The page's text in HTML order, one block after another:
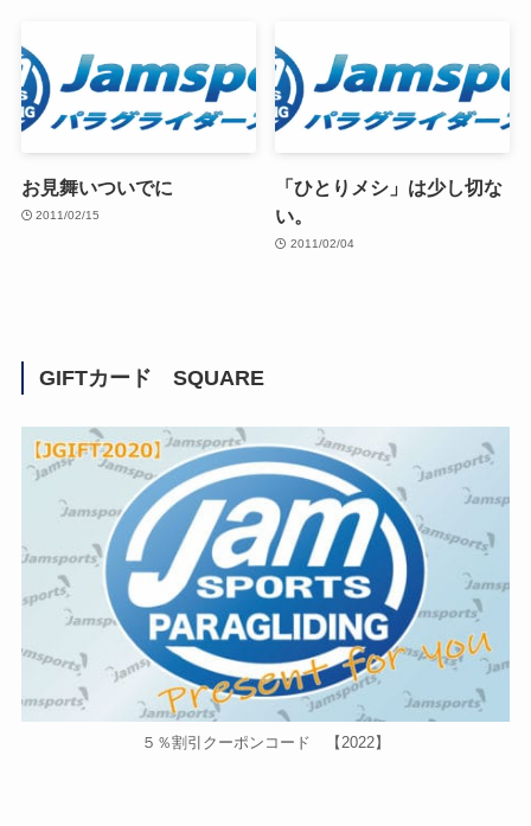
お見舞いついでに
2011/02/15
「ひとりメシ」は少し切な
い。
2011/02/04
GIFTカード SQUARE
５％割引クーポンコード 【2022】